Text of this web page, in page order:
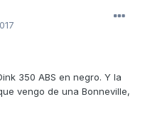
350 ABS en negro. Y la
vengo de una Bonneville,